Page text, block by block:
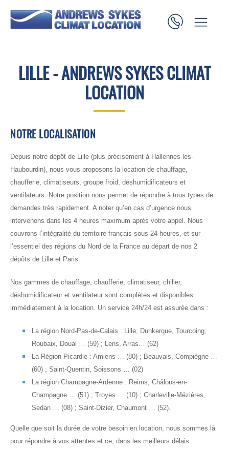
LILLE - ANDREWS SYKES CLIMAT
LOCATION
NOTRE LOCALISATION
Depuis notre dépôt de Lille (plus précisément à Hallennes-les-
Haubourdin), nous vous proposons la location de chauffage,
chaufferie, climatiseurs, groupe froid, déshumidificateurs et
ventilateurs. Notre position nous permet de répondre à tous types de
demandes très rapidement. A noter qu’en cas d’urgence nous
intervenons dans les 4 heures maximum après votre appel. Nous
couvrons l’intégralité du territoire français sous 24 heures, et sur
l’essentiel des régions du Nord de la France au départ de nos 2
dépôts de Lille et Paris.
Nos gammes de chauffage, chaufferie, climatiseur, chiller,
déshumidificateur et ventilateur sont complètes et disponibles
immédiatement à la location. Un service 24h/24 est assurée dans :
La région Nord-Pas-de-Calais : Lille, Dunkerque, Tourcoing,
Roubaix, Douai … (59) ; Lens, Arras… (62)
La Région Picardie : Amiens … (80) ; Beauvais, Compiègne …
(60) ; Saint-Quentin, Soissons … (02)
La région Champagne-Ardenne : Reims, Châlons-en-
Champagne … (51) ; Troyes … (10) ; Charleville-Mézières,
Sedan … (08) ; Saint-Dizier, Chaumont … (52).
Quelle que soit la durée de votre besoin en location, nous sommes là
pour répondre à vos attentes et ce, dans les meilleurs délais.